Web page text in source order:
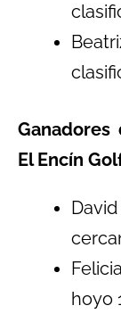
El Encín
hoyo